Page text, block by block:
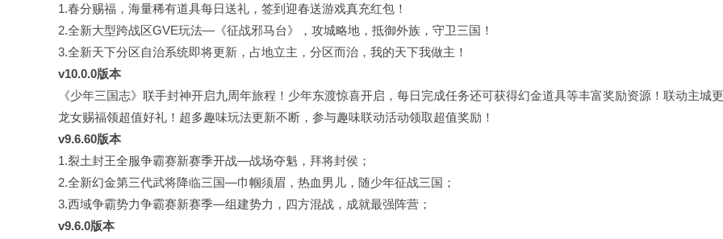
1.春分赐福，海量稀有道具每日送礼，签到迎春送游戏真充红包！
2.全新大型跨战区GVE玩法—《征战邪马台》，攻城略地，抵御外族，守卫三国！
3.全新天下分区自治系统即将更新，占地立主，分区而治，我的天下我做主！
v10.0.0版本
《少年三国志》联手封神开启九周年旅程！少年东渡惊喜开启，每日完成任务还可获得幻金道具等丰富奖励资源！联动主城
龙女赐福领超值好礼！超多趣味玩法更新不断，参与趣味联动活动领取超值奖励！
v9.6.60版本
1.裂土封王全服争霸赛新赛季开战—战场夺魁，拜将封侯；
2.全新幻金第三代武将降临三国—巾帼须眉，热血男儿，随少年征战三国；
3.西域争霸势力争霸赛新赛季—组建势力，四方混战，成就最强阵营；
v9.6.0版本